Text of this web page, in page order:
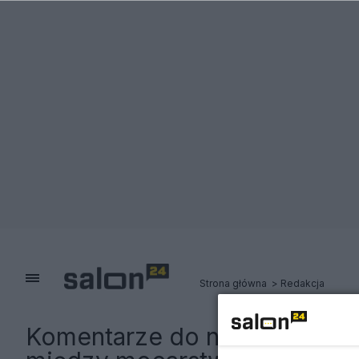
Strona główna Redakcja
Komentarze do notki: